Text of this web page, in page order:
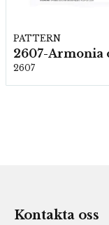
PATTERN
2607
Kontakta oss